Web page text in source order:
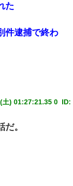
果ｗｗｗｗｗｗｗ
を触ってほざく。
ていた。警察『目
間後・・警察『××
た
件逮捕で終わ
土) 01:27:21.35 0 ID:
。